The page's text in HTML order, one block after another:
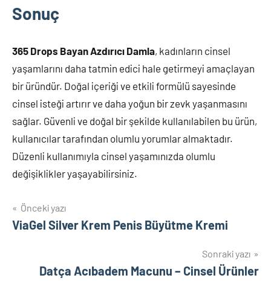
Sonuç
365 Drops Bayan Azdırıcı Damla, kadınların cinsel
yaşamlarını daha tatmin edici hale getirmeyi amaçlayan
bir üründür. Doğal içeriği ve etkili formülü sayesinde
cinsel isteği artırır ve daha yoğun bir zevk yaşanmasını
sağlar. Güvenli ve doğal bir şekilde kullanılabilen bu ürün,
kullanıcılar tarafından olumlu yorumlar almaktadır.
Düzenli kullanımıyla cinsel yaşamınızda olumlu
değişiklikler yaşayabilirsiniz.
Yazı
gezinmesi
Önceki yazı
ViaGel Silver Krem Penis Büyütme Kremi
Sonraki yazı
Datça Acıbadem Macunu – Cinsel Ürünler